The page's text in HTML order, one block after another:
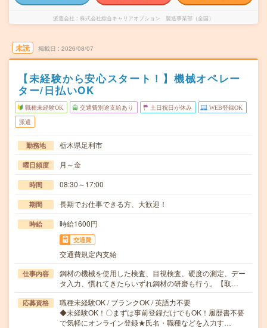
派遣会社 株式会社綜合キャリアオプション 製造事業部（全国）
未読 掲載日 2026/08/07
【未経験から安心スタート！】機械オペレー
ター/日払いOK
職種未経験OK 交通費別途支給あり 土日祝日が休み WEB登録OK
派遣
勤務地 栃木県足利市
曜日頻度 月～金
時間 08:30～17:00
期間 長期でお仕事できる方、大歓迎！
時給 時給1600円
交通費
交通費規定内支給
仕事内容
鋼材の機械を使用した検査、目視検査、硬度の測定、デー
タ入力、慣れてきたらいずれ鋼材の研磨も行う。【取…
応募資格
職種未経験OK / ブランクOK / 英語力不要
◆未経験OK！〇まずは事前登録だけでもOK！履歴書不要
で気軽にオンライン登録★氏名・職種などを入力す…